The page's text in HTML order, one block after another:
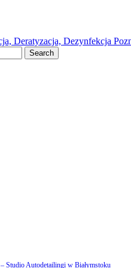
Deratyzacja, Dezynfekcja
Search
Studio Autodetailingi w Białymstoku